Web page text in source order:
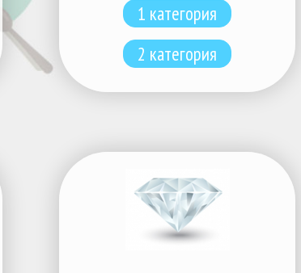
1 категория
2 категория